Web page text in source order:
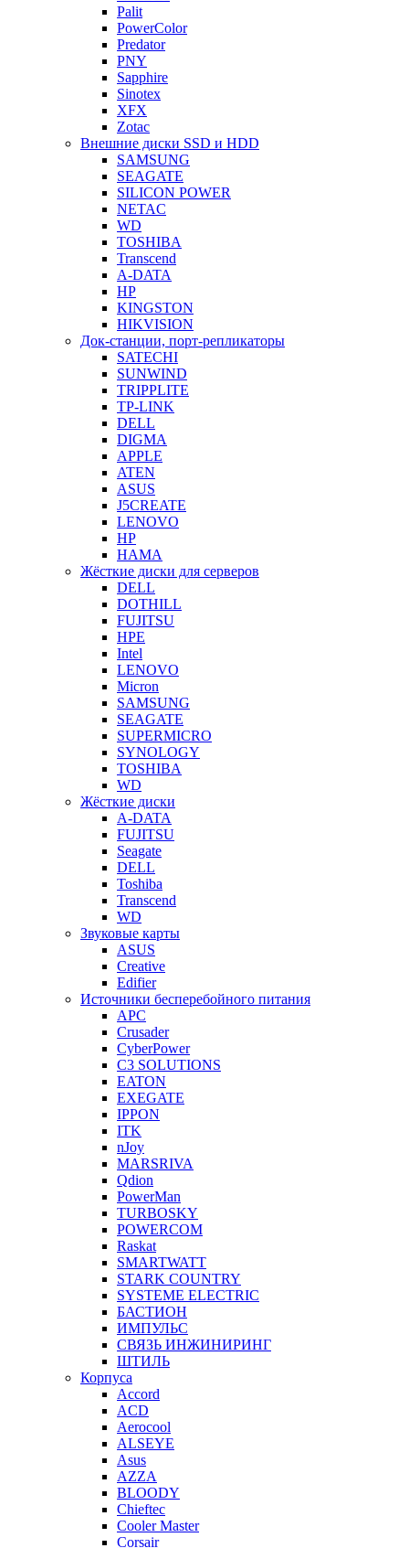
Palit
PowerColor
Predator
PNY
Sapphire
Sinotex
XFX
Zotac
Внешние диски SSD и HDD
SAMSUNG
SEAGATE
SILICON POWER
NETAC
WD
TOSHIBA
Transcend
A-DATA
HP
KINGSTON
HIKVISION
Док-станции, порт-репликаторы
SATECHI
SUNWIND
TRIPPLITE
TP-LINK
DELL
DIGMA
APPLE
ATEN
ASUS
J5CREATE
LENOVO
HP
HAMA
Жёсткие диски для серверов
DELL
DOTHILL
FUJITSU
HPE
Intel
LENOVO
Micron
SAMSUNG
SEAGATE
SUPERMICRO
SYNOLOGY
TOSHIBA
WD
Жёсткие диски
A-DATA
FUJITSU
Seagate
DELL
Toshiba
Transcend
WD
Звуковые карты
ASUS
Creative
Edifier
Источники бесперебойного питания
APC
Crusader
CyberPower
C3 SOLUTIONS
EATON
EXEGATE
IPPON
ITK
nJoy
MARSRIVA
Qdion
PowerMan
TURBOSKY
POWERCOM
Raskat
SMARTWATT
STARK COUNTRY
SYSTEME ELECTRIC
БАСТИОН
ИМПУЛЬС
СВЯЗЬ ИНЖИНИРИНГ
ШТИЛЬ
Корпуса
Accord
ACD
Aerocool
ALSEYE
Asus
AZZA
BLOODY
Chieftec
Cooler Master
Corsair